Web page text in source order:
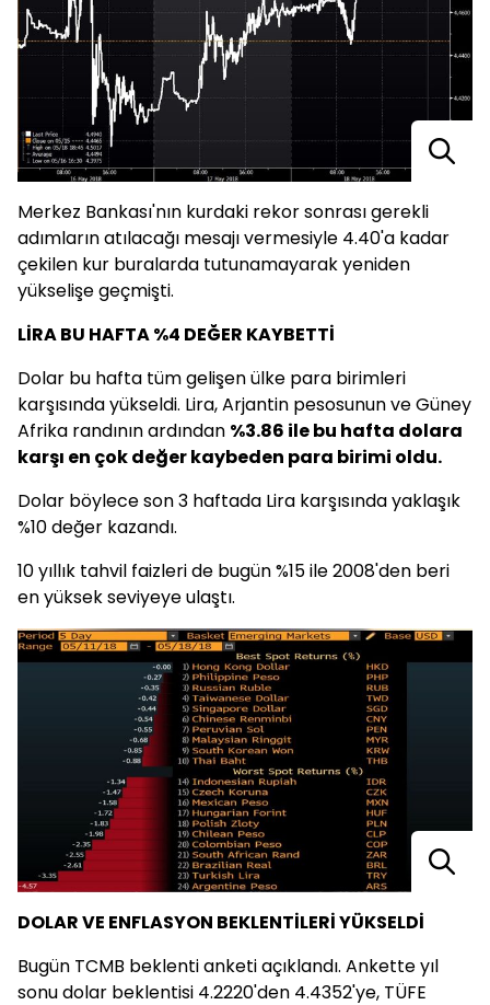
Merkez Bankası'nın kurdaki rekor sonrası gerekli
adımların atılacağı mesajı vermesiyle 4.40'a kadar
çekilen kur buralarda tutunamayarak yeniden
yükselişe geçmişti.
LİRA BU HAFTA %4 DEĞER KAYBETTİ
Dolar bu hafta tüm gelişen ülke para birimleri
karşısında yükseldi. Lira, Arjantin pesosunun ve Güney
Afrika randının ardından %3.86 ile bu hafta dolara
karşı en çok değer kaybeden para birimi oldu.
Dolar böylece son 3 haftada Lira karşısında yaklaşık
%10 değer kazandı.
10 yıllık tahvil faizleri de bugün %15 ile 2008'den beri
en yüksek seviyeye ulaştı.
DOLAR VE ENFLASYON BEKLENTİLERİ YÜKSELDİ
Bugün TCMB beklenti anketi açıklandı. Ankette yıl
sonu dolar beklentisi 4.2220'den 4.4352'ye, TÜFE